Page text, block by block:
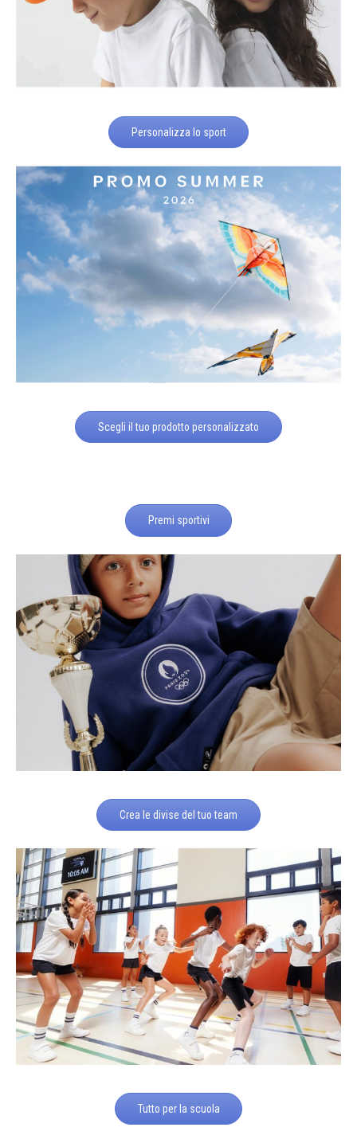
Personalizza lo sport
Scegli il tuo prodotto personalizzato
Premi sportivi
Crea le divise del tuo team
Tutto per la scuola